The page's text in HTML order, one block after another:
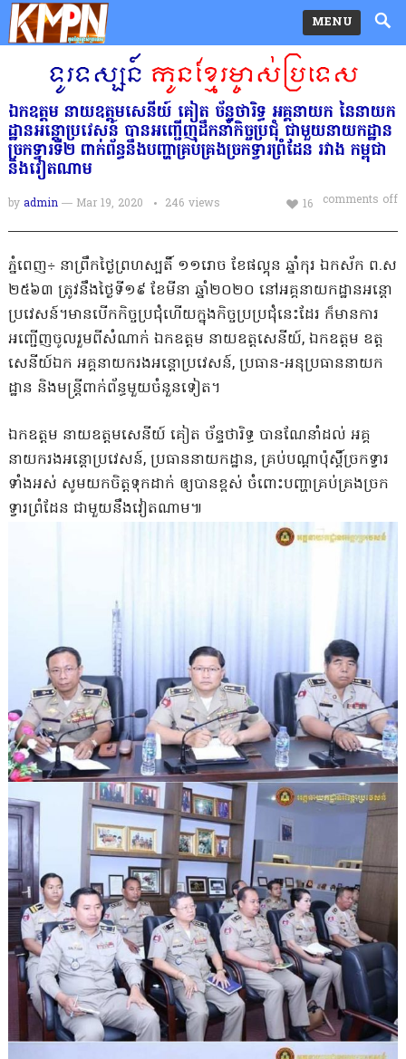
MENU
ឯកឧត្ដម​ នាយឧត្តមសេនីយ៍​ គៀត​ ច័ន្ទ​ថារិទ្ធ​ អគ្គនាយក​ នៃនាយក
ដ្ឋាន​អន្តោប្រវេសន៍​ បានអញ្ជេី​ញដឹកនាំកិច្ចប្រជុំ ​ជាមួយ​នាយកដ្ឋាន​
ច្រកទ្វារទី​២ ពាក់ព័ន្ធនឹងបញ្ហាគ្រប់គ្រងច្រកទ្វារព្រំដែន រវាង​ កម្ពុជា​
និង​វៀតណាម
by admin — Mar 19, 2020 246 views comments off
16
ភ្នំពេញ÷ នាព្រឹកថ្ងៃព្រហស្បតិ៍ ១១​រោច​ ខែផល្គុន​ ឆ្នាំកុរ​ ​ឯកស័ក​ ព.ស​
២៥៦៣​ ត្រូវនឹងថ្ងៃទី​១៩​ ខែមីនា​ ឆ្នាំ២០២០​ នៅអគ្គនាយកដ្ឋានអន្តោ
ប្រវេសន៍​​។មានបើកកិច្ចប្រជំុហើយក្នុងកិច្ចប្រប្រជុំនេះដែរ​ ក៏មានការ
អញ្ជេីញចូលរួមពីសំណាក់​ ឯកឧត្ដម​ នាយឧត្តសេនីយ៍​, ឯកឧត្ដម​ ឧត្ត
សេនីយ៍​ឯក​ អគ្គនាយករងអន្តោប្រវេសន៍, ប្រធាន-អនុប្រធាន​នាយក
ដ្ឋាន​ និងមន្រ្តីពាក់ព័ន្ធមួយចំនួនទៀត។
ឯកឧត្ដម​ នាយឧត្តមសេនីយ៍​ គៀត ច័ន្ទថារិទ្ធ បានណែនាំដល់ អគ្គ
នាយករងអន្តោប្រវេសន៍, ប្រធាននាយកដ្ឋាន​, គ្រប់បណ្តាប៉ុស្តិ៍​ច្រកទ្វារ
ទាំងអស់ សូមយកចិត្តទុកដាក់ ឲ្យបានខ្ពស់ ចំពោះ​បញ្ហាគ្រប់គ្រង​ច្រក
ទ្វារ​ព្រំដែន ជាមួយ​នឹងវៀតណាម៕